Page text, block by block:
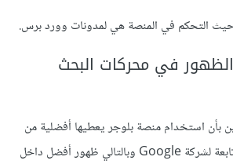
التحكم في المنصة هي لمدونات وورد برس.
في محركات البحث
بأن استخدام منصة بلوجر يعطيها أفضلية من
ناحية SEO وذلك لأنها تابعة لشركة Google وبالتالي ظهور أفضل داخل